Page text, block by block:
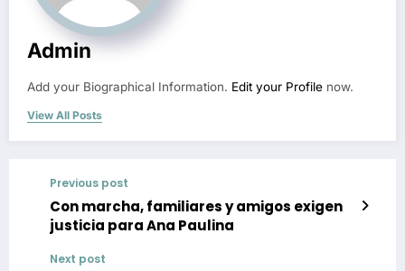
Admin
Add your Biographical Information. Edit your Profile now.
View All Posts
Previous post
Con marcha, familiares y amigos exigen
justicia para Ana Paulina
Next post